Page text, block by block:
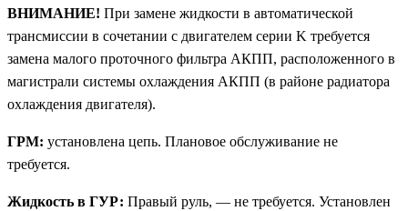
ВНИМАНИЕ! При замене жидкости в автоматической
трансмиссии в сочетании с двигателем серии K требуется
замена малого проточного фильтра АКПП, расположенного в
магистрали системы охлаждения АКПП (в районе радиатора
охлаждения двигателя).
ГРМ: установлена цепь. Плановое обслуживание не
требуется.
Жидкость в ГУР: Правый руль, — не требуется. Установлен